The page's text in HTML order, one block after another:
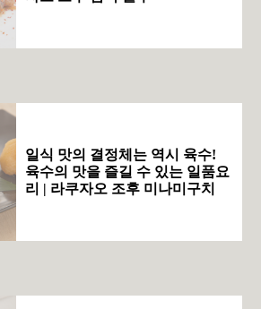
일식 맛의 결정체는 역시 육수!
육수의 맛을 즐길 수 있는 일품요
리 | 라쿠자오 조후 미나미구치